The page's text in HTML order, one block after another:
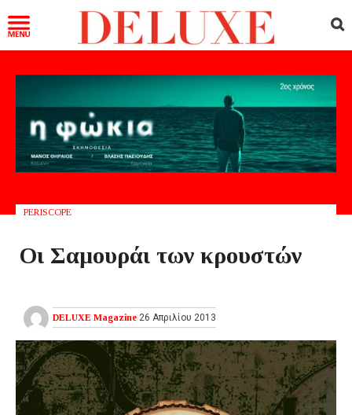
PERISCOPE
Οι Σαμουράι των κρουστών
DELUXE Magazine 26 Απριλίου 2013